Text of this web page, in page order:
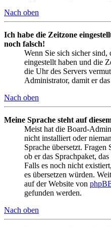
Nach oben
Ich habe die Zeitzone
noch falsch!
Wenn Sie sich sicher
eingestellt haben und die
die Uhr des Servers
Administrator, damit er
Nach oben
Meine Sprache steht auf
Meist hat die Board-
nicht installiert oder
Sprache übersetzt.
ob er das Sprachpaket,
Falls es noch nicht
es übersetzen würden.
auf der Website von
gefunden werden.
Nach oben